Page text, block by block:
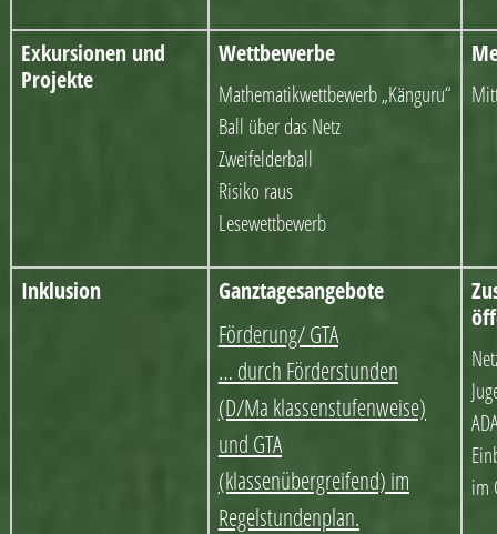
Exkursionen und
Projekte
Wettbewerbe
Mathematikwettbewerb „Känguru“
Ball über das Netz
Zweifelderball
Risiko raus
Lesewettbewerb
Inklusion Ganztagesangebote
Förderung/ GTA
… durch Förderstunden
(D/Ma klassenstufenweise)
und GTA
(klassenübergreifend) im
Regelstundenplan.
im